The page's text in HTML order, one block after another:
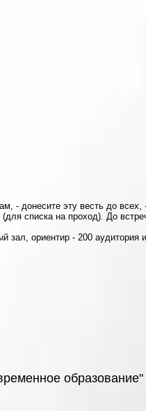
- донесите эту весть до всех,
списка на проход). До
зал, ориентир - 200 аудитория
образование"